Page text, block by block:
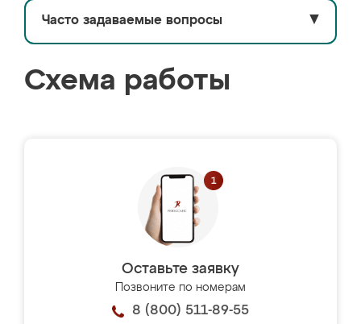
Часто задаваемые вопросы ▼
Схема работы
Оставьте заявку
Позвоните по номерам
8 (800) 511-89-55